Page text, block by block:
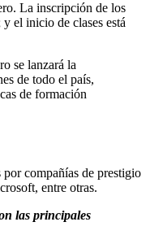
La inscripción de los
el inicio de clases está
se lanzará la
de todo el país,
de formación
compañías de prestigio
entre otras.
las principales